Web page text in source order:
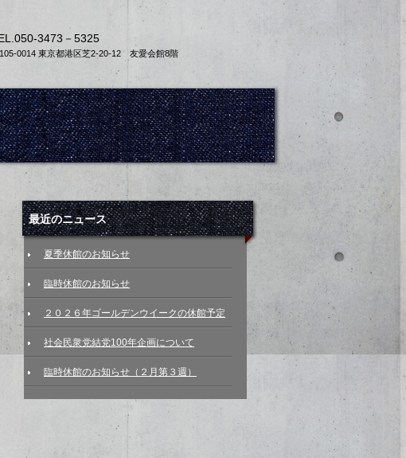
050-3473－5325
0014 東京都港区芝2-20-12 友愛会館8階
最近のニュース
夏季休館のお知らせ
臨時休館のお知らせ
２０２６年ゴールデンウイークの休館予定
社会民衆党結党100年企画について
臨時休館のお知らせ（２月第３週）